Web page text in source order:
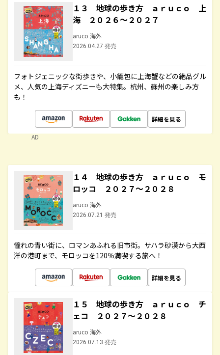
１３ 地球の歩き方 ａｒｕｃｏ 上
海 ２０２６～２０２７
aruco 海外
2026.04.27 発売
フォトジェニックな街歩きや、小籠包に上海蟹などの絶品グル
メ、人気の上海ディズニーも大特集。杭州、蘇州の楽しみ方
も！
詳細を見る
AD
１４ 地球の歩き方 ａｒｕｃｏ モ
ロッコ ２０２７～２０２８
aruco 海外
2026.07.21 発売
憧れの青い街に、ロマンあふれる旧市街。サハラ砂漠から大西
洋の港町まで、モロッコを120％満喫する旅へ！
詳細を見る
１５ 地球の歩き方 ａｒｕｃｏ チ
ェコ ２０２７～２０２８
aruco 海外
2026.07.13 発売